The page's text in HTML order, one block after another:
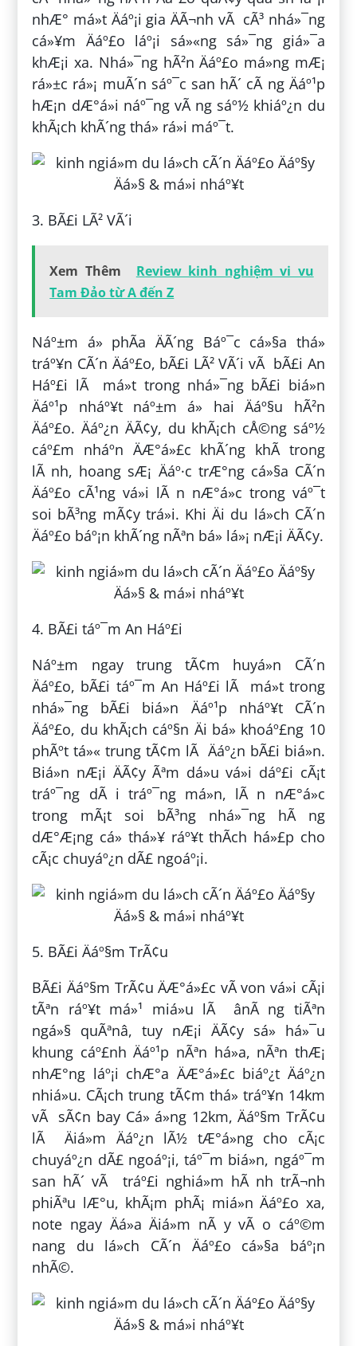
nhÆ° má»t Äáº¡i gia ÄÃ¬nh vÃ cÃ³ nhá»¯ng
cá»¥m Äáº£o láº¡i sá»«ng sá»¯ng giá»¯a
khÆ¡i xa. Nhá»¯ng hÃ²n Äáº£o má»ng mÆ¡
rá»±c rá»¡ muÃ´n sáº¯c san hÃ´ cÃ ng Äáº¹p
hÆ¡n dÆ°á»i náº¯ng vÃ ng sáº½ khiáº¿n du
khÃ¡ch khÃ´ng thá» rá»i máº¯t.
3. BÃ£i LÃ² VÃ´i
Xem Thêm
Review kinh nghiệm vi vu
Tam Đảo từ A đến Z
Náº±m á» phÃ­a ÄÃ´ng Báº¯c cá»§a thá»
tráº¥n CÃ´n Äáº£o, bÃ£i LÃ² VÃ´i vÃ bÃ£i An
Háº£i lÃ má»t trong nhá»¯ng bÃ£i biá»n
Äáº¹p nháº¥t náº±m á» hai Äáº§u hÃ²n
Äáº£o. Äáº¿n ÄÃ¢y, du khÃ¡ch cÅ©ng sáº½
cáº£m nháº­n ÄÆ°á»£c khÃ´ng khÃ­ trong
lÃ nh, hoang sÆ¡ Äáº·c trÆ°ng cá»§a CÃ´n
Äáº£o cÃ¹ng vá»i lÃ n nÆ°á»c trong váº¯t
soi bÃ³ng mÃ¢y trá»i. Khi Äi du lá»ch CÃ´n
Äáº£o báº¡n khÃ´ng nÃªn bá» lá»¡ nÆ¡i ÄÃ¢y.
4. BÃ£i táº¯m An Háº£i
Náº±m ngay trung tÃ¢m huyá»n CÃ´n
Äáº£o, bÃ£i táº¯m An Háº£i lÃ má»t trong
nhá»¯ng bÃ£i biá»n Äáº¹p nháº¥t CÃ´n
Äáº£o, du khÃ¡ch cáº§n Äi bá» khoáº£ng 10
phÃºt tá»« trung tÃ¢m lÃ Äáº¿n bÃ£i biá»n.
Biá»n nÆ¡i ÄÃ¢y Ãªm dá»u vá»i dáº£i cÃ¡t
tráº¯ng dÃ i tráº¯ng má»n, lÃ n nÆ°á»c
trong mÃ¡t soi bÃ³ng nhá»¯ng hÃ ng
dÆ°Æ¡ng cá» thá»¥ ráº¥t thÃ­ch há»£p cho
cÃ¡c chuyáº¿n dÃ£ ngoáº¡i.
5. BÃ£i Äáº§m TrÃ¢u
BÃ£i Äáº§m TrÃ¢u ÄÆ°á»£c vÃ­ von vá»i cÃ¡i
tÃªn ráº¥t má»¹ miá»u lÃ ânÃ ng tiÃªn
ngá»§ quÃªnâ, tuy nÆ¡i ÄÃ¢y sá» há»¯u
khung cáº£nh Äáº¹p nÃªn há»a, nÃªn thÆ¡
nhÆ°ng láº¡i chÆ°a ÄÆ°á»£c biáº¿t Äáº¿n
nhiá»u. CÃ¡ch trung tÃ¢m thá» tráº¥n 14km
vÃ sÃ¢n bay Cá» á»ng 12km, Äáº§m TrÃ¢u
lÃ Äiá»m Äáº¿n lÃ½ tÆ°á»ng cho cÃ¡c
chuyáº¿n dÃ£ ngoáº¡i, táº¯m biá»n, ngáº¯m
san hÃ´ vÃ tráº£i nghiá»m hÃ nh trÃ¬nh
phiÃªu lÆ°u, khÃ¡m phÃ¡ miá»n Äáº£o xa,
note ngay Äá»a Äiá»m nÃ y vÃ o cáº©m
nang du lá»ch CÃ´n Äáº£o cá»§a báº¡n
nhÃ©.